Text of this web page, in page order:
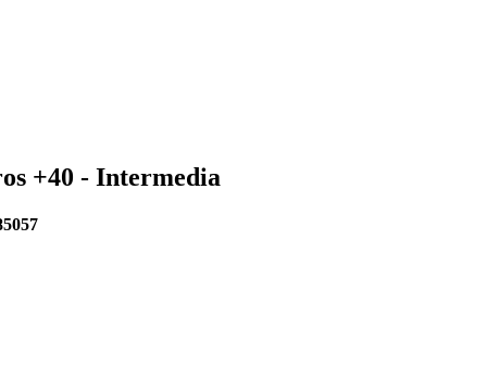
+40 - Intermedia